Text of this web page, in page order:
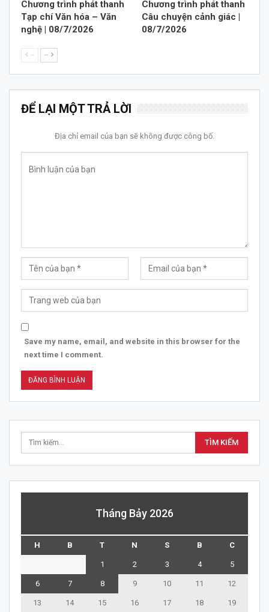
Chương trình phát thanh
Tạp chí Văn hóa – Văn
nghệ | 08/7/2026
Chương trình phát thanh
Câu chuyện cảnh giác |
08/7/2026
-- --
ĐỂ LẠI MỘT TRẢ LỜI
Địa chỉ email của bạn sẽ không được công bố.
Save my name, email, and website in this browser for the
next time I comment.
Tháng Bảy 2026
H B T N S B C
1 2 3 4 5
6 7 8 9 10 11 12
13 14 15 16 17 18 19